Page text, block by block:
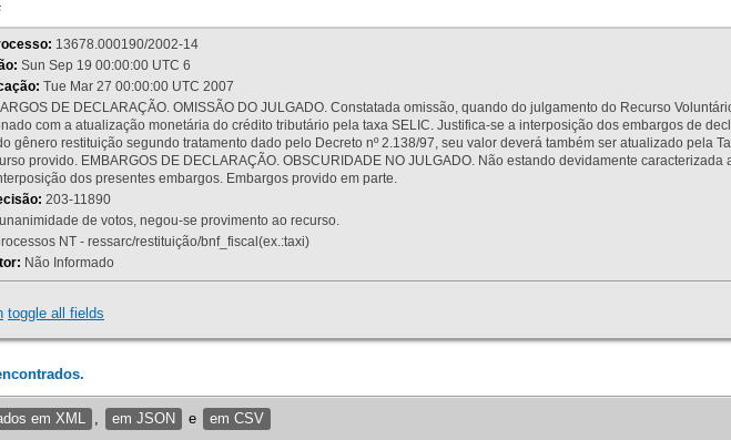
13678.000190/2002-14
Sun Sep 19 00:00:00 UTC 6
Tue Mar 27 00:00:00 UTC 2007
DE DECLARAÇÃO. OMISSÃO DO JULGADO. Constatada omissão, quando do julgamento do Recurso
com a atualização monetária do crédito tributário pela taxa SELIC. Justifica-se a interposição dos embargos de
gênero restituição segundo tratamento dado pelo Decreto nº 2.138/97, seu valor deverá também ser atualizado pela
provido. EMBARGOS DE DECLARAÇÃO. OBSCURIDADE NO JULGADO. Não estando devidamente
dos presentes embargos. Embargos provido em parte.
203-11890
de votos, negou-se provimento ao recurso.
NT - ressarc/restituição/bnf_fiscal(ex.:taxi)
Não Informado
toggle all fields
em XML em JSON e em CSV